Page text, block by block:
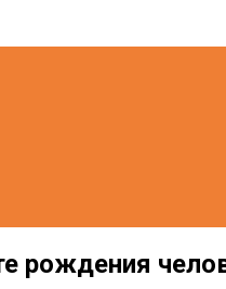
рождения